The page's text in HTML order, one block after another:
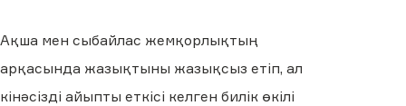
Ақша мен сыбайлас жемқорлықтың
арқасында жазықтыны жазықсыз етіп, ал
кінәсізді айыпты еткісі келген билік өкілі